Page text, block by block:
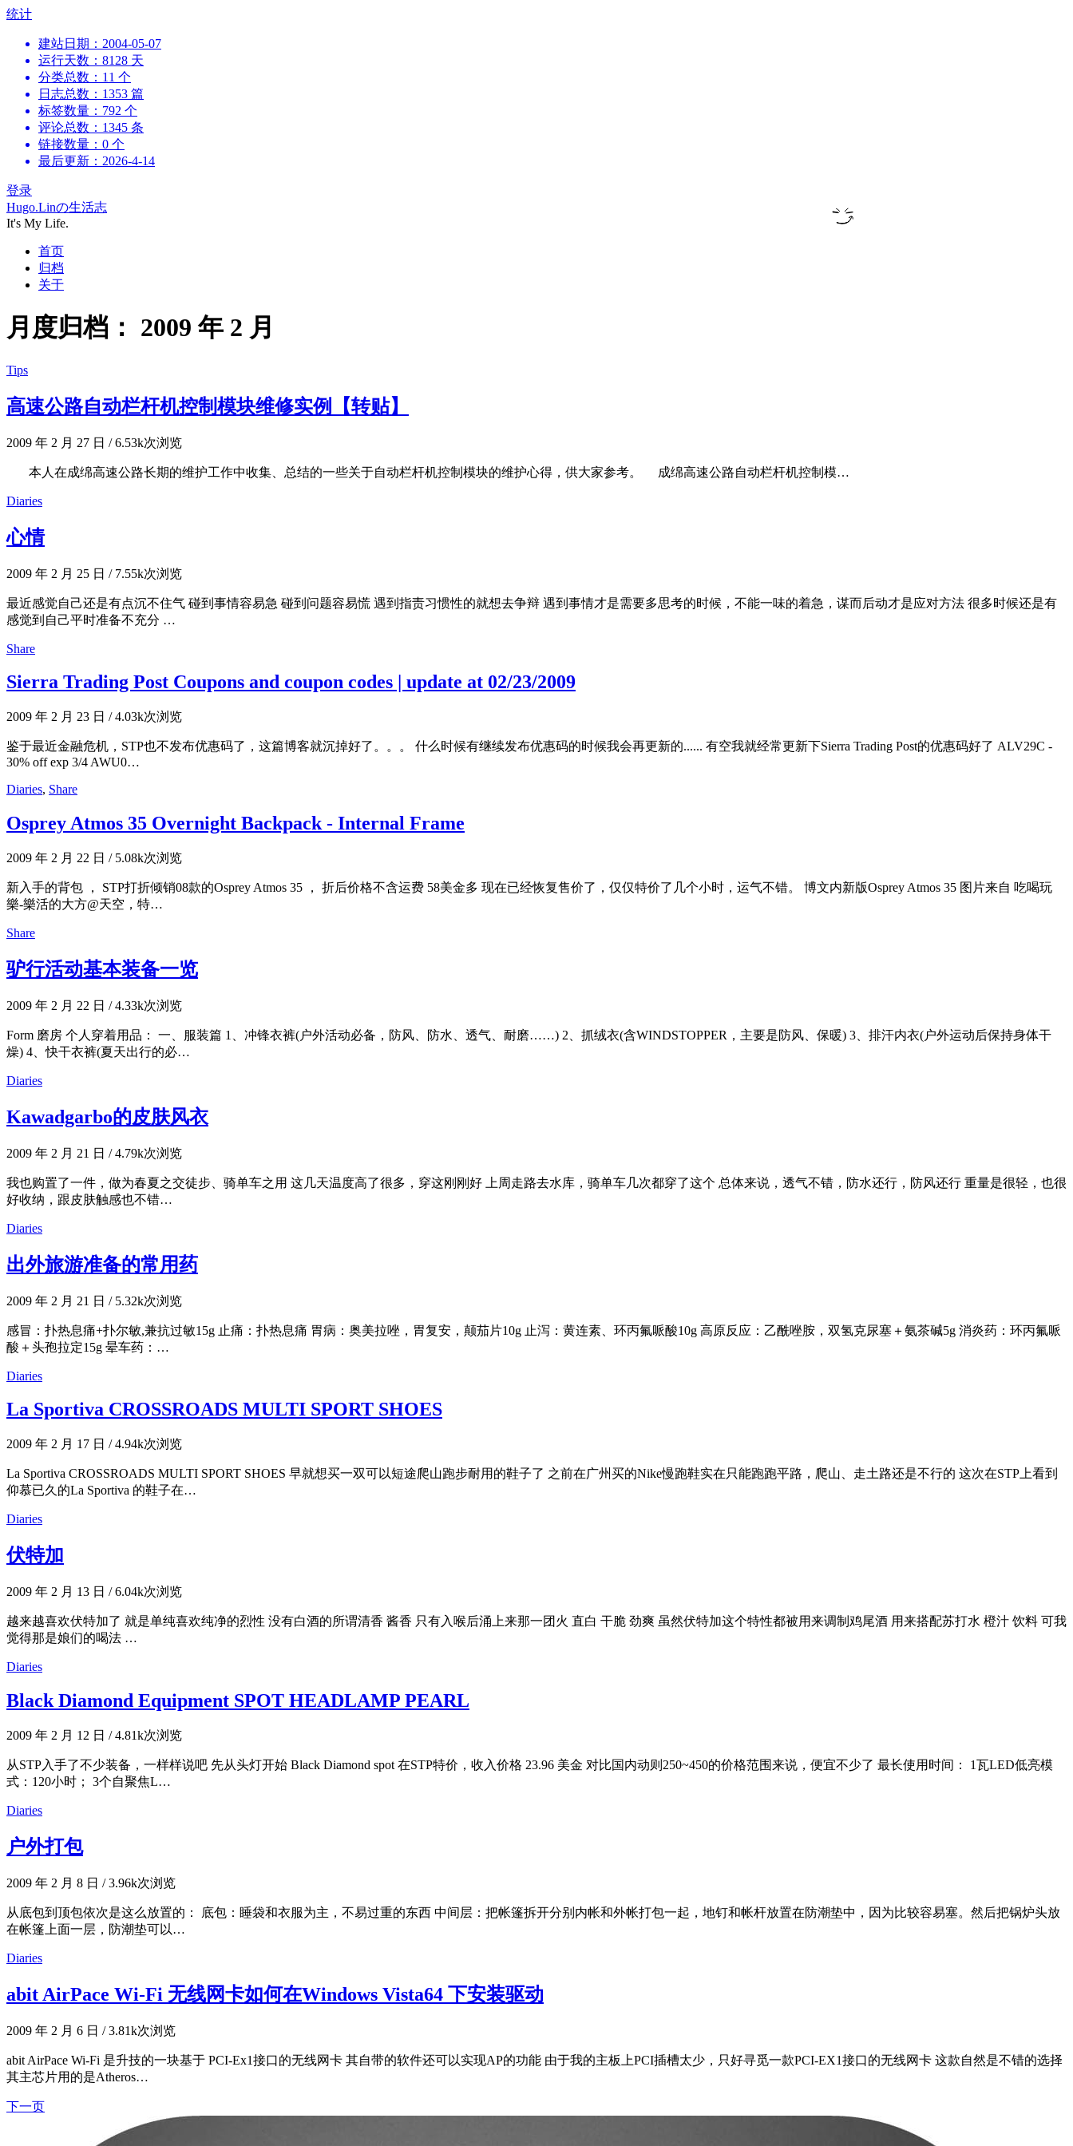
跳
统计
建站日期：2004-05-07
运行天数：8128 天
分类总数：11 个
日志总数：1353 篇
标签数量：792 个
评论总数：1345 条
链接数量：0 个
最后更新：2026-4-14
登录
Hugo.Linの生活志
It's My Life.
首页
归档
关于
月度归档： 2009 年 2 月
Tips
高速公路自动栏杆机控制模块维修实例【转贴】
2009 年 2 月 27 日 /6.53k次浏览
本人在成绵高速公路长期的维护工作中收集、总结的一些关于自动栏杆机控制模块的维护心得，供大家参考。 成绵高速公路自动栏杆机控制模…
Diaries
心情
2009 年 2 月 25 日 /7.55k次浏览
最近感觉自己还是有点沉不住气 碰到事情容易急 碰到问题容易慌 遇到指责习惯性的就想去争辩 遇到事情才是需要多思考的时候，不能一味的着急，谋而后动才是应对方法 很多时候还是有
感觉到自己平时准备不充分 …
Share
Sierra Trading Post Coupons and coupon codes | update at 02/23/2009
2009 年 2 月 23 日 /4.03k次浏览
鉴于最近金融危机，STP也不发布优惠码了，这篇博客就沉掉好了。。。 什么时候有继续发布优惠码的时候我会再更新的...... 有空我就经常更新下Sierra Trading Post的优惠码好了 ALV29C -
30% off exp 3/4 AWU0…
Diaries, Share
Osprey Atmos 35 Overnight Backpack - Internal Frame
2009 年 2 月 22 日 /5.08k次浏览
新入手的背包 ， STP打折倾销08款的Osprey Atmos 35 ， 折后价格不含运费 58美金多 现在已经恢复售价了，仅仅特价了几个小时，运气不错。 博文内新版Osprey Atmos 35 图片来自 吃喝玩
樂-樂活的大方@天空，特…
Share
驴行活动基本装备一览
2009 年 2 月 22 日 /4.33k次浏览
Form 磨房 个人穿着用品： 一、服装篇 1、冲锋衣裤(户外活动必备，防风、防水、透气、耐磨……) 2、抓绒衣(含WINDSTOPPER，主要是防风、保暖) 3、排汗内衣(户外运动后保持身体干
燥) 4、快干衣裤(夏天出行的必…
Diaries
Kawadgarbo的皮肤风衣
2009 年 2 月 21 日 /4.79k次浏览
我也购置了一件，做为春夏之交徒步、骑单车之用 这几天温度高了很多，穿这刚刚好 上周走路去水库，骑单车几次都穿了这个 总体来说，透气不错，防水还行，防风还行 重量是很轻，也很
好收纳，跟皮肤触感也不错…
Diaries
出外旅游准备的常用药
2009 年 2 月 21 日 /5.32k次浏览
感冒：扑热息痛+扑尔敏,兼抗过敏15g 止痛：扑热息痛 胃病：奥美拉唑，胃复安，颠茄片10g 止泻：黄连素、环丙氟哌酸10g 高原反应：乙酰唑胺，双氢克尿塞＋氨茶碱5g 消炎药：环丙氟哌
酸＋头孢拉定15g 晕车药：…
Diaries
La Sportiva CROSSROADS MULTI SPORT SHOES
2009 年 2 月 17 日 /4.94k次浏览
La Sportiva CROSSROADS MULTI SPORT SHOES 早就想买一双可以短途爬山跑步耐用的鞋子了 之前在广州买的Nike慢跑鞋实在只能跑跑平路，爬山、走土路还是不行的 这次在STP上看到
仰慕已久的La Sportiva 的鞋子在…
Diaries
伏特加
2009 年 2 月 13 日 /6.04k次浏览
越来越喜欢伏特加了 就是单纯喜欢纯净的烈性 没有白酒的所谓清香 酱香 只有入喉后涌上来那一团火 直白 干脆 劲爽 虽然伏特加这个特性都被用来调制鸡尾酒 用来搭配苏打水 橙汁 饮料 可我
觉得那是娘们的喝法 …
Diaries
Black Diamond Equipment SPOT HEADLAMP PEARL
2009 年 2 月 12 日 /4.81k次浏览
从STP入手了不少装备，一样样说吧 先从头灯开始 Black Diamond spot 在STP特价，收入价格 23.96 美金 对比国内动则250~450的价格范围来说，便宜不少了 最长使用时间： 1瓦LED低亮模
式：120小时； 3个自聚焦L…
Diaries
户外打包
2009 年 2 月 8 日 /3.96k次浏览
从底包到顶包依次是这么放置的： 底包：睡袋和衣服为主，不易过重的东西 中间层：把帐篷拆开分别内帐和外帐打包一起，地钉和帐杆放置在防潮垫中，因为比较容易塞。然后把锅炉头放
在帐篷上面一层，防潮垫可以…
Diaries
abit AirPace Wi-Fi 无线网卡如何在Windows Vista64 下安装驱动
2009 年 2 月 6 日 /3.81k次浏览
abit AirPace Wi-Fi 是升技的一块基于 PCI-Ex1接口的无线网卡 其自带的软件还可以实现AP的功能 由于我的主板上PCI插槽太少，只好寻觅一款PCI-EX1接口的无线网卡 这款自然是不错的选择
其主芯片用的是Atheros…
文
下一页